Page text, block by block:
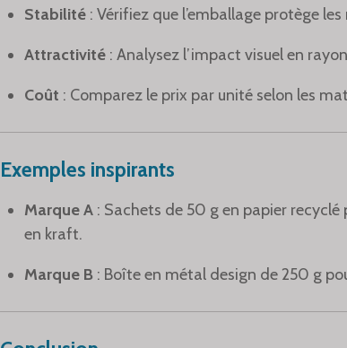
Stabilité : Vérifiez que l’emballage protège
Attractivité : Analysez l’impact visuel en
Coût : Comparez le prix par unité selon les
Exemples inspirants
Marque A : Sachets de 50 g en papier
en kraft.
Marque B : Boîte en métal design de 250 g